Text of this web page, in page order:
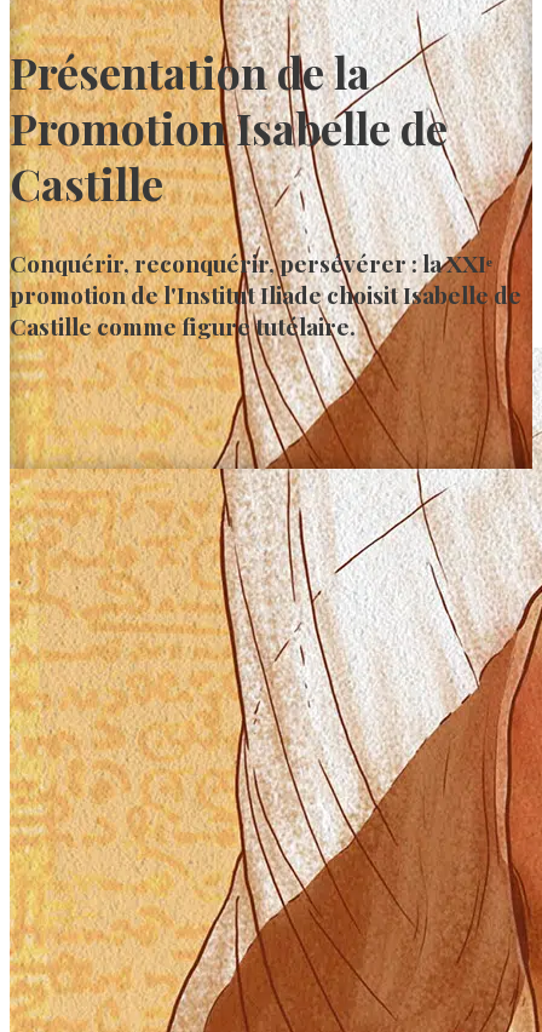
Présentation de la
Promotion Isabelle de
Castille
Conquérir, reconquérir, persévérer : la XXIᵉ
promotion de l'Institut Iliade choisit Isabelle de
Castille comme figure tutélaire.